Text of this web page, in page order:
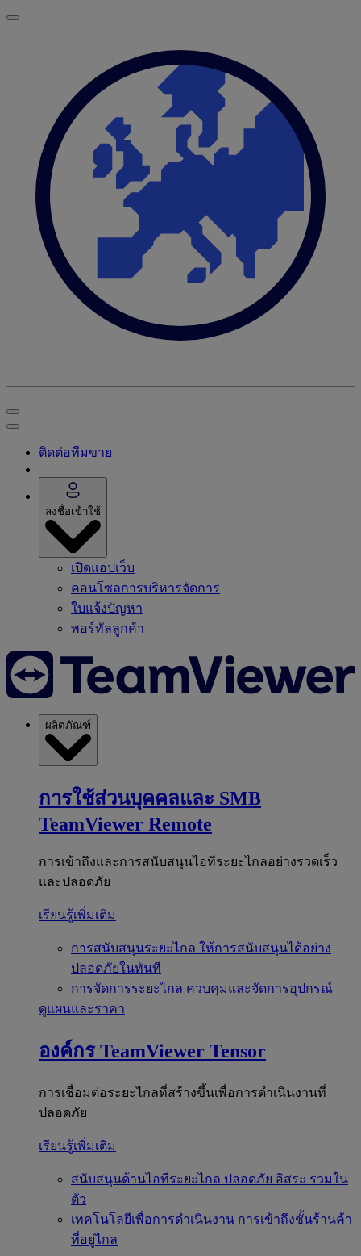
ติดต่อทีมขาย
ลงชื่อเข้าใช้
เปิดแอปเว็บ
คอนโซลการบริหารจัดการ
ใบแจ้งปัญหา
พอร์ทัลลูกค้า
ผลิตภัณฑ์
การใช้ส่วนบุคคลและ SMB
TeamViewer Remote
การเข้าถึงและการสนับสนุนไอทีระยะไกลอย่างรวดเร็ว
และปลอดภัย
เรียนรู้เพิ่มเติม
การสนับสนุนระยะไกล ให้การสนับสนุนได้อย่าง
ปลอดภัยในทันที
การจัดการระยะไกล ควบคุมและจัดการอุปกรณ์
ดูแผนและราคา
องค์กร TeamViewer Tensor
การเชื่อมต่อระยะไกลที่สร้างขึ้นเพื่อการดำเนินงานที่
ปลอดภัย
เรียนรู้เพิ่มเติม
สนับสนุนด้านไอทีระยะไกล ปลอดภัย อิสระ รวมใน
ตัว
เทคโนโลยีเพื่อการดำเนินงาน การเข้าถึงชั้นร้านค้า
ที่อยู่ไกล